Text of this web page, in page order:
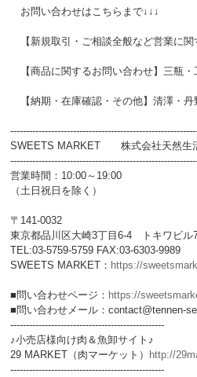
お問い合わせはこちらまで↓↓↓
【新規取引・ご相談全般など営業に関
【商品に関するお問い合わせ】三瓶・
【納期・在庫確認・その他】清澤・丹
SWEETS MARKET 株式会社天然生
営業時間：10:00～19:00
（土日祝日を除く）
〒141-0032
東京都品川区大崎3丁目6-4 トキワビル
TEL:03-5759-5759 FAX:03-6303-9989
SWEETS MARKET： https://
■問い合わせページ： https://
■問い合わせメール：contact@tennen-
-------------------------------------------------
♪小売店様向け肉＆魚卸サイト♪
29 MARKET（肉マーケット）
http://
-------------------------------------------------